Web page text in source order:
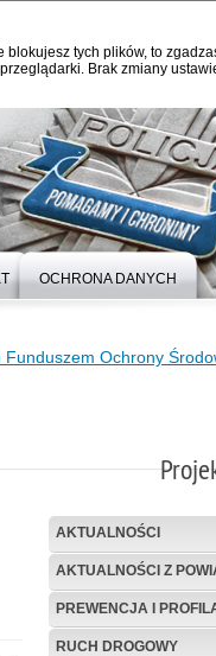
tych plików, to
Brak zmiany
OCHRONA DANYCH
Funduszem Ochrony
AKTUALNOŚCI
AKTUALNOŚCI Z
PREWENCJA I
RUCH DROGOWY